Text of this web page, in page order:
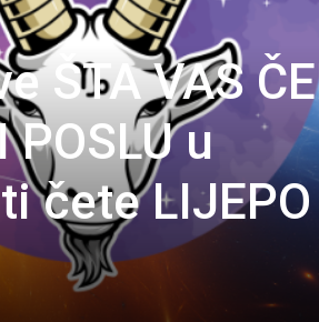
ŠTA VAS
POSLU u
čete LIJEPO